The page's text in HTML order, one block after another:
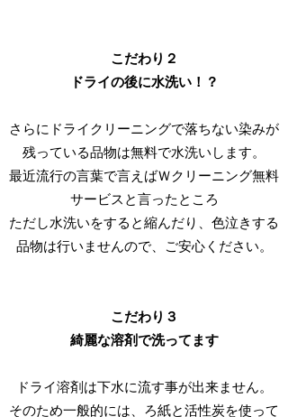
こだわり２
ドライの後に水洗い！？
さらにドライクリーニングで落ちない染みが
残っている品物は無料で水洗いします。
最近流行の言葉で言えばＷクリーニング無料
サービスと言ったところ
ただし水洗いをすると縮んだり、色泣きする
品物は行いませんので、ご安心ください。
こだわり３
綺麗な溶剤で洗ってます
ドライ溶剤は下水に流す事が出来ません。
そのため一般的には、ろ紙と活性炭を使って